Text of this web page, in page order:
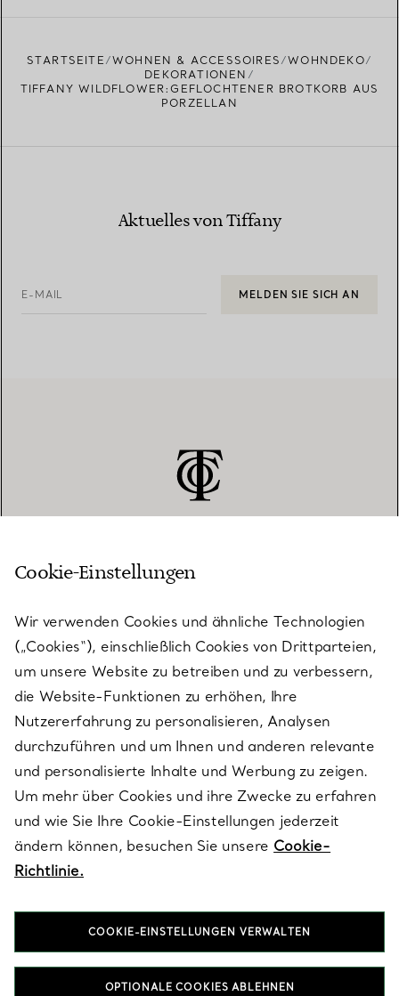
STARTSEITE WOHNEN & ACCESSOIRES
WOHNDEKO
DEKORATIONEN
TIFFANY WILDFLOWER:GEFLOCHTENER BROTKORB AUS
PORZELLAN
Aktuelles von Tiffany
E-MAIL MELDEN SIE SICH AN
KUNDENSERVICE
SERVICES
ÜBER TIFFANY & CO.
RECHTLICHE HINWEISE
FOLGEN SIE UNS
Cookie-Einstellungen
Wir verwenden Cookies und ähnliche Technologien
(„Cookies“), einschließlich Cookies von Drittparteien,
um unsere Website zu betreiben und zu verbessern,
die Website-Funktionen zu erhöhen, Ihre
Nutzererfahrung zu personalisieren, Analysen
durchzuführen und um Ihnen und anderen relevante
und personalisierte Inhalte und Werbung zu zeigen.
Um mehr über Cookies und ihre Zwecke zu erfahren
und wie Sie Ihre Cookie-Einstellungen jederzeit
ändern können, besuchen Sie unsere Cookie-
Richtlinie.
COOKIE-EINSTELLUNGEN VERWALTEN
OPTIONALE COOKIES ABLEHNEN